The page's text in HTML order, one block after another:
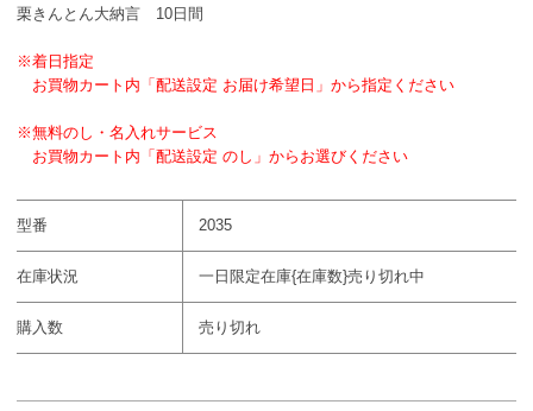
栗きんとん大納言 10日間
※着日指定
お買物カート内「配送設定 お届け希望日」から指定ください
※無料のし・名入れサービス
お買物カート内「配送設定 のし」からお選びください
型番 2035
在庫状況 一日限定在庫{在庫数}売り切れ中
購入数 売り切れ